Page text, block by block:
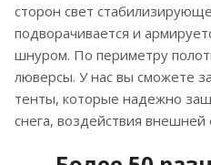
сторон свет
подворачивается и
шнуром. По периметру
люверсы. У нас вы сможете
тенты, которые надежно
снега, воздействия